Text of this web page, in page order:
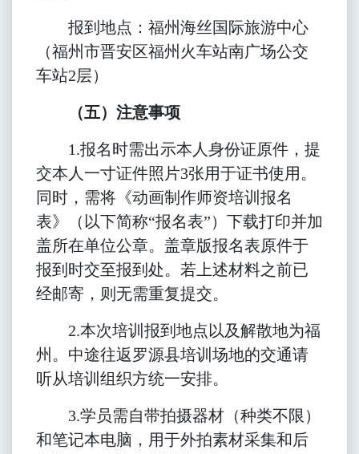
报到地点： 福州海丝国际旅游中心
（福州市晋安区福州火车站南广场公交
车站2层）
（五）注意事项
1.报名时需出示本人身份证原件，提
交本人一寸证件照片3张用于证书使用。
同时，需将《动画制作师资培训报名
表》（以下简称“报名表”）下载打印并加
盖所在单位公章。盖章版报名表原件于
报到时交至报到处。若上述材料之前已
经邮寄，则无需重复提交。
2.本次培训报到地点以及解散地为福
州。中途往返罗源县培训场地的交通请
听从培训组织方统一安排。
3.学员需自带拍摄器材（种类不限）
和笔记本电脑，用于外拍素材采集和后